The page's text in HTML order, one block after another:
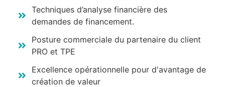
Techniques d’analyse financière des
demandes de financement.
Posture commerciale du partenaire du client
PRO et TPE
Excellence opérationnelle pour d'avantage de
création de valeur